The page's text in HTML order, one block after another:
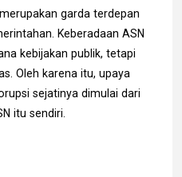
garda terdepan
Keberadaan ASN
kebijakan publik, tetapi
Oleh karena itu, upaya
sejatinya dimulai dari
itu sendiri.